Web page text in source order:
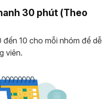
30 phút (Theo
10 cho mỗi nhóm để dễ
viên.